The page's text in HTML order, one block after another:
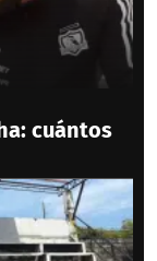
cuántos